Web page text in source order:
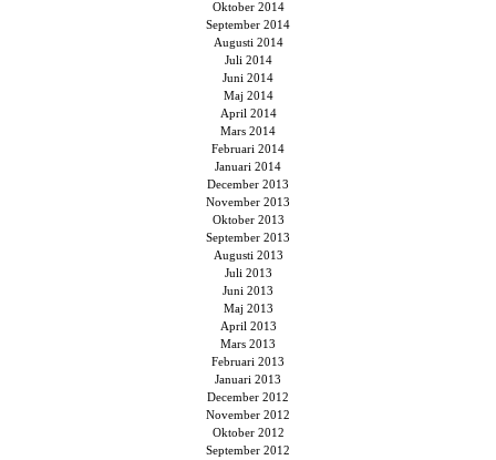
Oktober 2014
September 2014
Augusti 2014
Juli 2014
Juni 2014
Maj 2014
April 2014
Mars 2014
Februari 2014
Januari 2014
December 2013
November 2013
Oktober 2013
September 2013
Augusti 2013
Juli 2013
Juni 2013
Maj 2013
April 2013
Mars 2013
Februari 2013
Januari 2013
December 2012
November 2012
Oktober 2012
September 2012